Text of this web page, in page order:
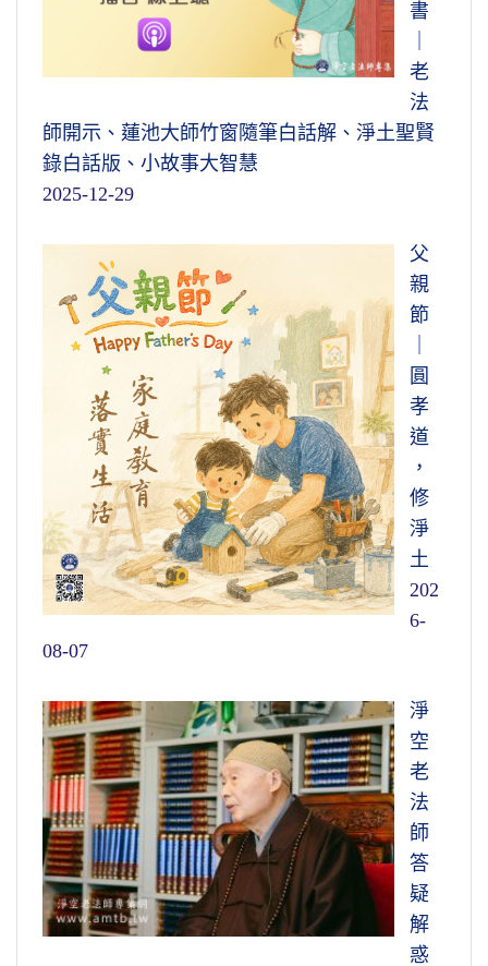
書
老
法
師開示、蓮池大師竹窗隨筆白話解、淨土聖賢
錄白話版、小故事大智慧
2025-12-29
父
親
節
圓
孝
道
，
修
淨
土
202
6-
08-07
淨
空
老
法
師
答
疑
解
惑